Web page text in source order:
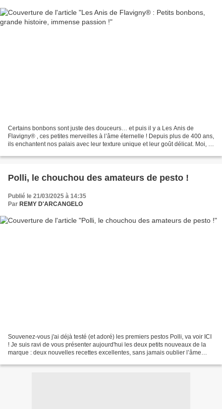
Certains bonbons sont juste des douceurs… et puis il y a Les Anis de
Flavigny® , ces petites merveilles à l’âme éternelle ! Depuis plus de 400 ans,
ils enchantent nos palais avec leur texture unique et leur goût délicat. Moi, je
Polli, le chouchou des amateurs de pesto !
Publié le 21/03/2025 à 14:35
Par REMY D'ARCANGELO
Souvenez-vous j'ai déjà testé (et adoré) les premiers pestos Polli, va voir ICI
! Je suis ravi de vous présenter aujourd'hui les deux petits nouveaux de la
marque : deux nouvelles recettes excellentes, sans jamais oublier l’âme